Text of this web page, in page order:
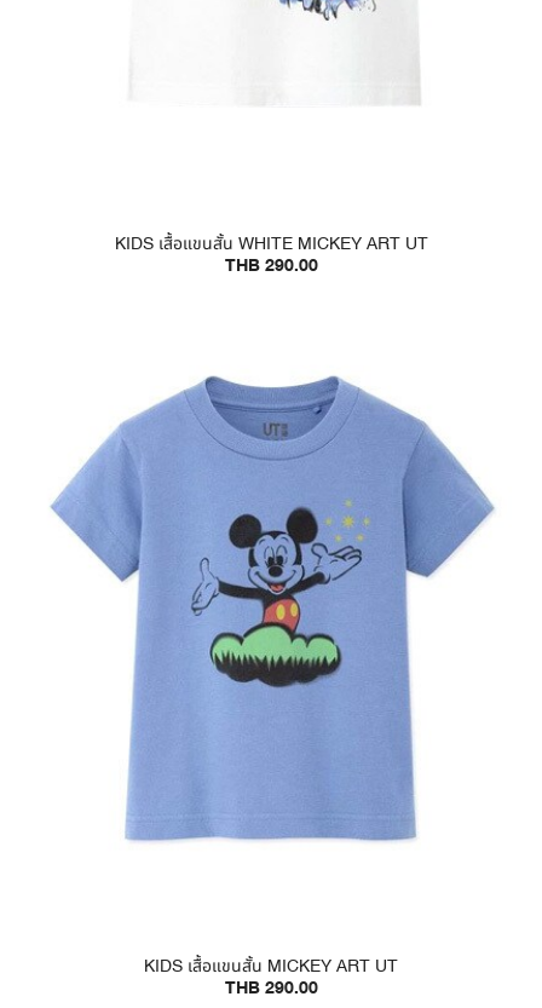
KIDS เสื้อแขนสั้น WHITE MICKEY ART UT
THB 290.00
KIDS เสื้อแขนสั้น MICKEY ART UT
THB 290.00